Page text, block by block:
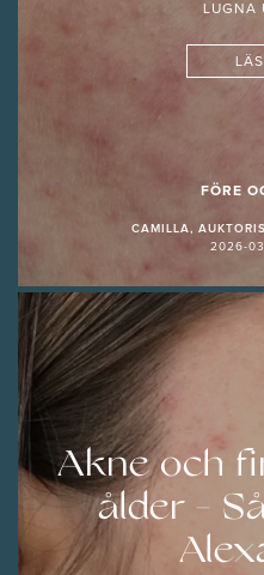
LUGNA
FÖRE
CAMILLA,
2026-
Akne och
ålder -